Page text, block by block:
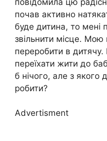
почав активно
буде дитина, то мені
звільнити місце. Мою
переробити в дитячу.
переїхати жити до
б нічого, але з якого
робити?
Advertisment